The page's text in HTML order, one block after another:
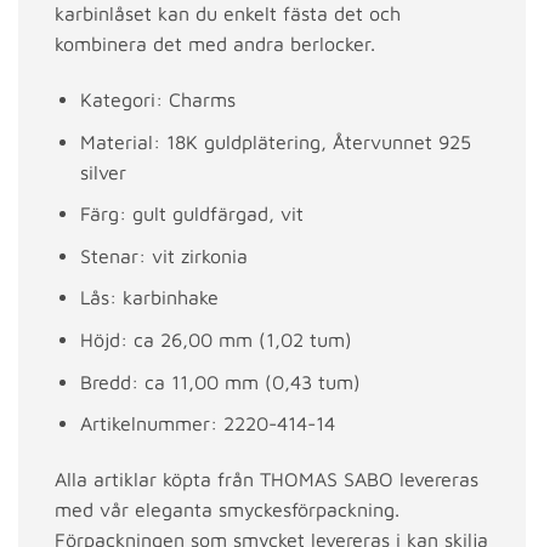
karbinlåset kan du enkelt fästa det och
kombinera det med andra berlocker.
Kategori: Charms
Material: 18K guldplätering, Återvunnet 925
silver
Färg: gult guldfärgad, vit
Stenar: vit zirkonia
Lås: karbinhake
Höjd: ca 26,00 mm (1,02 tum)
Bredd: ca 11,00 mm (0,43 tum)
Artikelnummer: 2220-414-14
Alla artiklar köpta från THOMAS SABO levereras
med vår eleganta smyckesförpackning.
Förpackningen som smycket levereras i kan skilja